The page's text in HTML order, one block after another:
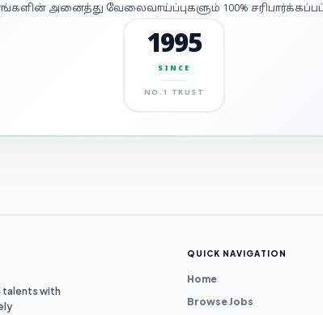
அனைத்து வேலைவாய்ப்புகளும் 100%
1995
SINCE
NO.1 TRUST
talents with
QUICK NAVIGATION
Home
Browse Jobs